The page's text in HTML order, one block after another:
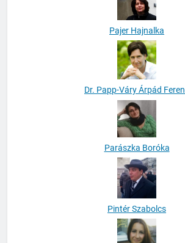
Pajer Hajnalka
Dr. Papp-Váry Árpád Ferenc
Parászka Boróka
Pintér Szabolcs